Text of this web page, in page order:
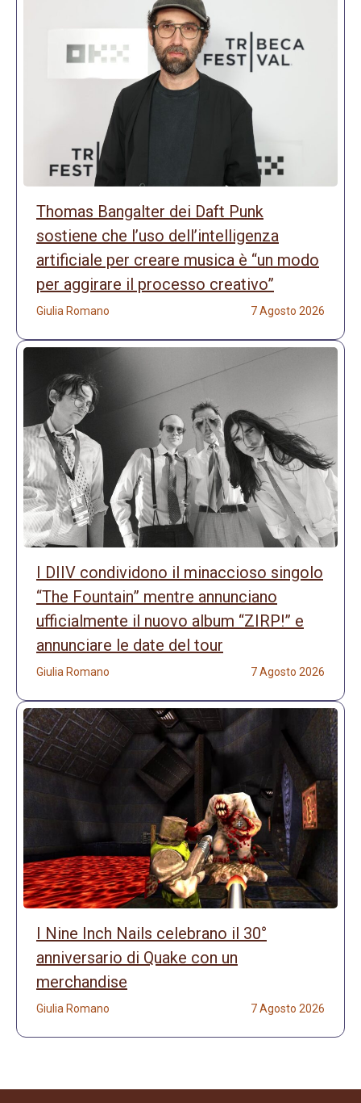
Thomas Bangalter dei Daft Punk
sostiene che l’uso dell’intelligenza
artificiale per creare musica è “un modo
per aggirare il processo creativo”
Giulia Romano 7 Agosto 2026
I DIIV condividono il minaccioso singolo
“The Fountain” mentre annunciano
ufficialmente il nuovo album “ZIRP!” e
annunciare le date del tour
Giulia Romano 7 Agosto 2026
I Nine Inch Nails celebrano il 30°
anniversario di Quake con un
merchandise
Giulia Romano 7 Agosto 2026